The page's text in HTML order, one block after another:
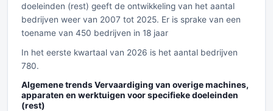
doeleinden (rest) geeft de ontwikkeling van het aantal
bedrijven weer van 2007 tot 2025. Er is sprake van een
toename van 450 bedrijven in 18 jaar
In het eerste kwartaal van 2026 is het aantal bedrijven
780.
Algemene trends Vervaardiging van overige machines,
apparaten en werktuigen voor specifieke doeleinden
(rest)